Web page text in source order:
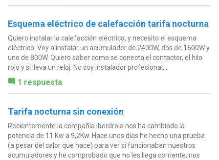
Esquema eléctrico de calefacción tarifa nocturna
Quiero instalar la calefacción eléctrica, y necesito el esquema
eléctrico. Voy a instalar un acumulador de 2400W, dos de 1600W y
uno de 800W. Quiero saber como se conecta el contactor, el hilo
rojo y si lleva un reloj. No soy instalador profesional,...
1 respuesta
Tarifa nocturna sin conexión
Recientemente la compañía Iberdrola nos ha cambiado la
potencia de 11 Kw a 9,2Kw. Hace unos días he hecho una prueba
(a pesar del calor que hace) para ver si funcionaban nuestros
acumuladores y he comprobado que no les llega corriente, nos